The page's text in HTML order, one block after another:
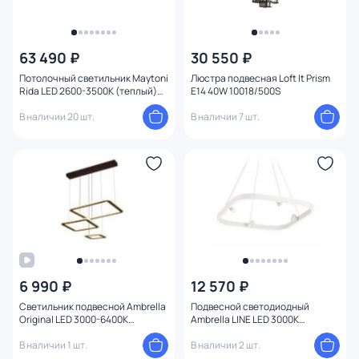
63 490 ₽
Потолочный светильник Maytoni
Rida LED 2600-3500К (теплый)
В наличии 20 шт.
30 550 ₽
Люстра подвесная Loft It Prism
E14 40W 10018/500S
В наличии 7 шт.
6 990 ₽
Светильник подвесной Ambrella
Original LED 3000-6400К
FA433
В наличии 1 шт.
12 570 ₽
Подвесной светодиодный
Ambrella LINE LED 3000К
В наличии 2 шт.